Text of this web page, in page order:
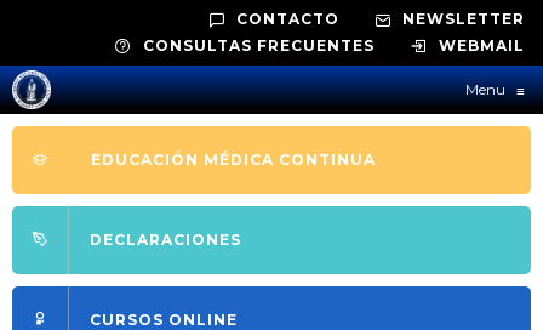
CONTACTO
NEWSLETTER
CONSULTAS FRECUENTES
WEBMAIL
Menu≡
EDUCACIÓN MÉDICA CONTINUA
DECLARACIONES
CURSOS ONLINE